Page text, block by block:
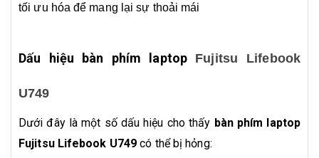
tối ưu hóa để mang lại sự thoải mái
Dấu hiệu bàn phím laptop Fujitsu Lifebook
U749
Dưới đây là một số dấu hiệu cho thấy bàn phím laptop
Fujitsu Lifebook U749 có thể bị hỏng: